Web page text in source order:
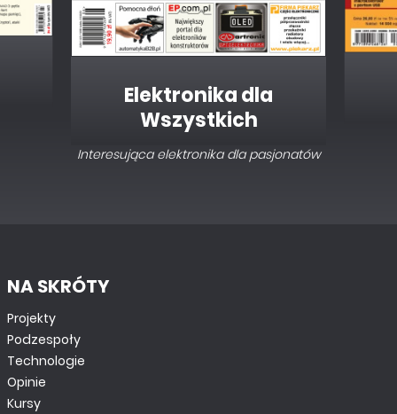
Elektronika dla
Wszystkich
Interesująca elektronika dla pasjonatów
NA SKRÓTY
Projekty
Podzespoły
Technologie
Opinie
Kursy